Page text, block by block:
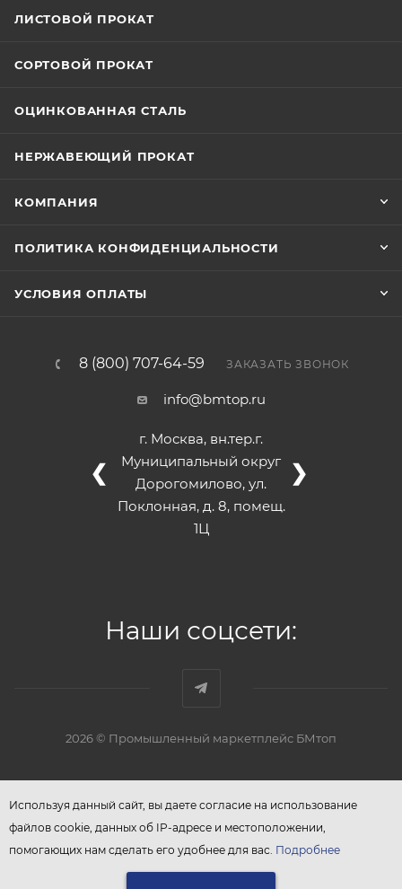
ЛИСТОВОЙ ПРОКАТ
СОРТОВОЙ ПРОКАТ
ОЦИНКОВАННАЯ СТАЛЬ
НЕРЖАВЕЮЩИЙ ПРОКАТ
КОМПАНИЯ
ПОЛИТИКА КОНФИДЕНЦИАЛЬНОСТИ
УСЛОВИЯ ОПЛАТЫ
8 (800) 707-64-59 ЗАКАЗАТЬ ЗВОНОК
info@bmtop.ru
г. Москва, вн.тер.г.
Муниципальный округ
Дорогомилово, ул.
Поклонная, д. 8, помещ.
1Ц
❮ ❯
Наши соцсети:
2026 © Промышленный маркетплейс БМтоп
Используя данный сайт, вы даете согласие на использование
файлов cookie, данных об IP-адресе и местоположении,
помогающих нам сделать его удобнее для вас. Подробнее